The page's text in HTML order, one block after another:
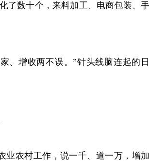
了数十个，来料加工、电商包装、手
增收两不误。”针头线脑连起的日
农村工作，说一千、道一万，增加